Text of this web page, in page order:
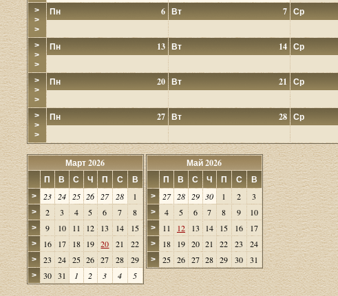
>
>
>
6
Пн 7
Вт Ср
>
>
>
13
Пн 14
Вт Ср
>
>
>
20
Пн 21
Вт Ср
>
>
>
27
Пн 28
Вт Ср
Март 2026
П
В С Ч П С В
> 23 24 25 26 27 28 1
> 2 3 4 5 6 7 8
> 9 10 11 12 13 14 15
> 16 17 18 19 20 21 22
> 23 24 25 26 27 28 29
> 30 31 1 2 3 4 5
Май 2026
П
В С Ч П С В
> 27 28 29 30 1 2 3
> 4 5 6 7 8 9 10
> 11 12 13 14 15 16 17
> 18 19 20 21 22 23 24
> 25 26 27 28 29 30 31